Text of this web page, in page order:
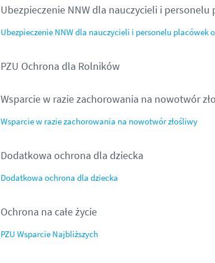
Ubezpieczenie NNW dla nauczycieli i
Ubezpieczenie NNW dla nauczycieli i personelu placówek
PZU Ochrona dla Rolników
Wsparcie w razie zachorowania na nowotwór
Wsparcie w razie zachorowania na nowotwór złośliwy
Dodatkowa ochrona dla dziecka
Dodatkowa ochrona dla dziecka
Ochrona na całe życie
PZU Wsparcie Najbliższych